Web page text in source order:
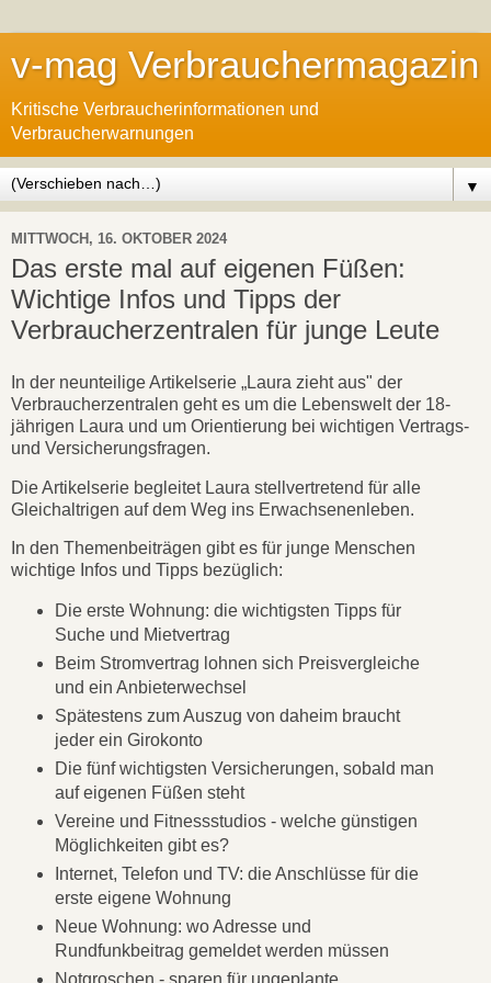
v-mag Verbrauchermagazin
Kritische Verbraucherinformationen und
Verbraucherwarnungen
▼
MITTWOCH, 16. OKTOBER 2024
Das erste mal auf eigenen Füßen:
Wichtige Infos und Tipps der
Verbraucherzentralen für junge Leute
In der neunteilige Artikelserie „Laura zieht aus" der
Verbraucherzentralen geht es um die Lebenswelt der 18-
jährigen Laura und um Orientierung bei wichtigen Vertrags-
und Versicherungsfragen.
Die Artikelserie begleitet Laura stellvertretend für alle
Gleichaltrigen auf dem Weg ins Erwachsenenleben.
In den Themenbeiträgen gibt es für junge Menschen
wichtige Infos und Tipps bezüglich:
Die erste Wohnung: die wichtigsten Tipps für
Suche und Mietvertrag
Beim Stromvertrag lohnen sich Preisvergleiche
und ein Anbieterwechsel
Spätestens zum Auszug von daheim braucht
jeder ein Girokonto
Die fünf wichtigsten Versicherungen, sobald man
auf eigenen Füßen steht
Vereine und Fitnessstudios - welche günstigen
Möglichkeiten gibt es?
Internet, Telefon und TV: die Anschlüsse für die
erste eigene Wohnung
Neue Wohnung: wo Adresse und
Rundfunkbeitrag gemeldet werden müssen
Notgroschen - sparen für ungeplante